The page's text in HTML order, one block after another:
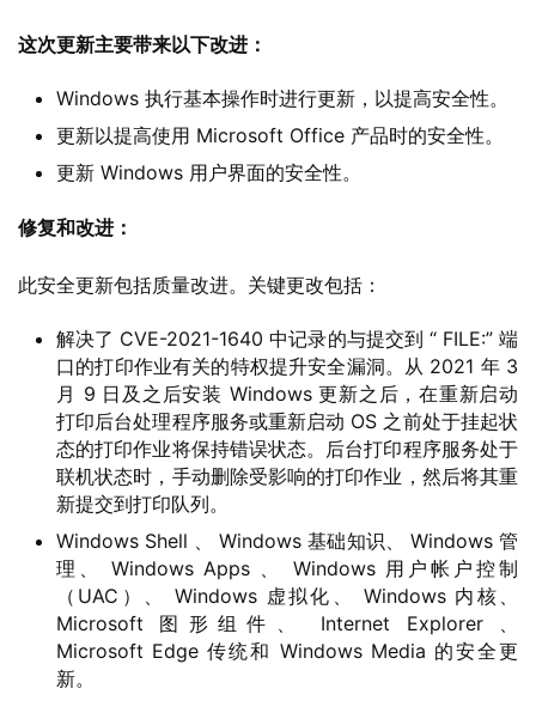
这次更新主要带来以下改进：
Windows 执行基本操作时进行更新，以提高安全性。
更新以提高使用 Microsoft Office 产品时的安全性。
更新 Windows 用户界面的安全性。
修复和改进：
此安全更新包括质量改进。关键更改包括：
解决了 CVE-2021-1640 中记录的与提交到 “ FILE:” 端
口的打印作业有关的特权提升安全漏洞。从 2021 年 3
月 9 日及之后安装 Windows 更新之后，在重新启动
打印后台处理程序服务或重新启动 OS 之前处于挂起状
态的打印作业将保持错误状态。后台打印程序服务处于
联机状态时，手动删除受影响的打印作业，然后将其重
新提交到打印队列。
Windows Shell 、 Windows 基础知识、 Windows 管
理、 Windows Apps 、 Windows 用户帐户控制
（UAC）、 Windows 虚拟化、 Windows 内核、
Microsoft 图形组件、 Internet Explorer 、
Microsoft Edge 传统和 Windows Media 的安全更
新。